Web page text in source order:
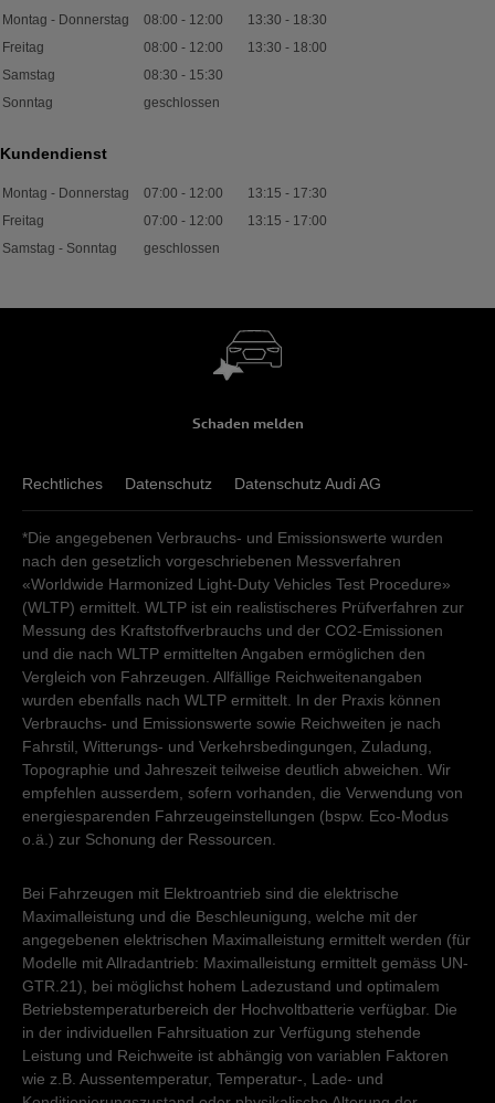
Montag - Donnerstag 08:00 - 12:00 13:30 - 18:30
Freitag
08:00 - 12:00 13:30 - 18:00
Samstag
08:30 - 15:30
Sonntag
geschlossen
Kundendienst
Montag - Donnerstag 07:00 - 12:00 13:15 - 17:30
Freitag
07:00 - 12:00 13:15 - 17:00
Samstag - Sonntag
geschlossen
Schaden melden
Rechtliches Datenschutz Datenschutz Audi AG
*Die angegebenen Verbrauchs- und Emissionswerte wurden
nach den gesetzlich vorgeschriebenen Messverfahren
«Worldwide Harmonized Light-Duty Vehicles Test Procedure»
(WLTP) ermittelt. WLTP ist ein realistischeres Prüfverfahren zur
Messung des Kraftstoffverbrauchs und der CO2-Emissionen
und die nach WLTP ermittelten Angaben ermöglichen den
Vergleich von Fahrzeugen. Allfällige Reichweitenangaben
wurden ebenfalls nach WLTP ermittelt. In der Praxis können
Verbrauchs- und Emissionswerte sowie Reichweiten je nach
Fahrstil, Witterungs- und Verkehrsbedingungen, Zuladung,
Topographie und Jahreszeit teilweise deutlich abweichen. Wir
empfehlen ausserdem, sofern vorhanden, die Verwendung von
energiesparenden Fahrzeugeinstellungen (bspw. Eco-Modus
o.ä.) zur Schonung der Ressourcen.
Bei Fahrzeugen mit Elektroantrieb sind die elektrische
Maximalleistung und die Beschleunigung, welche mit der
angegebenen elektrischen Maximalleistung ermittelt werden (für
Modelle mit Allradantrieb: Maximalleistung ermittelt gemäss UN-
GTR.21), bei möglichst hohem Ladezustand und optimalem
Betriebstemperaturbereich der Hochvoltbatterie verfügbar. Die
in der individuellen Fahrsituation zur Verfügung stehende
Leistung und Reichweite ist abhängig von variablen Faktoren
wie z.B. Aussentemperatur, Temperatur-, Lade- und